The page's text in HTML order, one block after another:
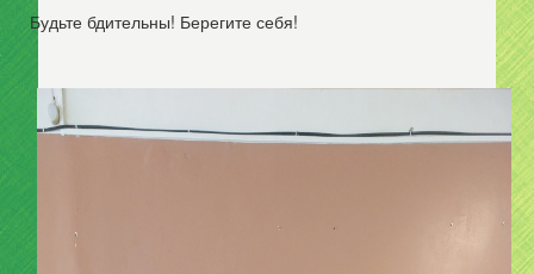
Будьте бдительны! Берегите себя!